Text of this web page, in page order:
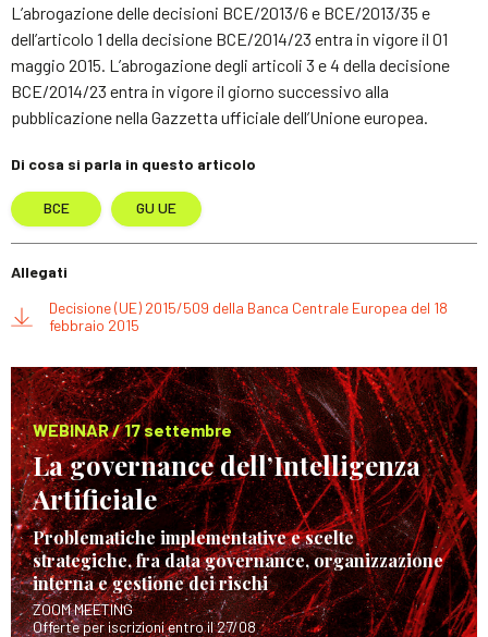
L’abrogazione delle decisioni BCE/2013/6 e BCE/2013/35 e
dell’articolo 1 della decisione BCE/2014/23 entra in vigore il 01
maggio 2015. L’abrogazione degli articoli 3 e 4 della decisione
BCE/2014/23 entra in vigore il giorno successivo alla
pubblicazione nella Gazzetta ufficiale dell’Unione europea.
Di cosa si parla in questo articolo
BCE GU UE
Allegati
Decisione (UE) 2015/509 della Banca Centrale Europea del 18
febbraio 2015
WEBINAR / 17 settembre
La governance dell’Intelligenza
Artificiale
Problematiche implementative e scelte
strategiche, fra data governance, organizzazione
interna e gestione dei rischi
ZOOM MEETING
Offerte per iscrizioni entro il 27/08